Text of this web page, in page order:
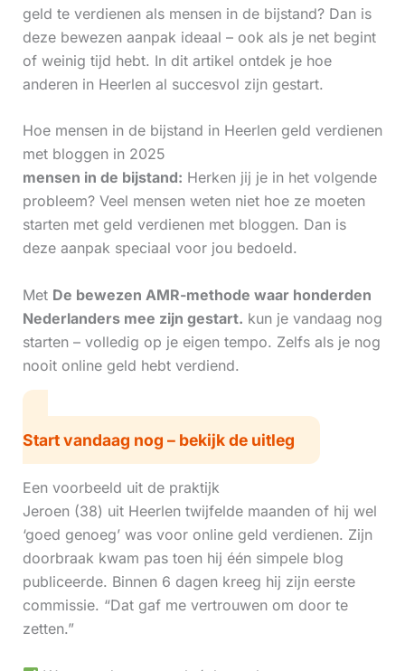
geld te verdienen als mensen in de bijstand? Dan is
deze bewezen aanpak ideaal – ook als je net begint
of weinig tijd hebt. In dit artikel ontdek je hoe
anderen in Heerlen al succesvol zijn gestart.
Hoe mensen in de bijstand in Heerlen geld verdienen
met bloggen in 2025
mensen in de bijstand: Herken jij je in het volgende
probleem? Veel mensen weten niet hoe ze moeten
starten met geld verdienen met bloggen. Dan is
deze aanpak speciaal voor jou bedoeld.
Met De bewezen AMR-methode waar honderden
Nederlanders mee zijn gestart. kun je vandaag nog
starten – volledig op je eigen tempo. Zelfs als je nog
nooit online geld hebt verdiend.
Start vandaag nog – bekijk de uitleg
Een voorbeeld uit de praktijk
Jeroen (38) uit Heerlen twijfelde maanden of hij wel
‘goed genoeg’ was voor online geld verdienen. Zijn
doorbraak kwam pas toen hij één simpele blog
publiceerde. Binnen 6 dagen kreeg hij zijn eerste
commissie. “Dat gaf me vertrouwen om door te
zetten.”